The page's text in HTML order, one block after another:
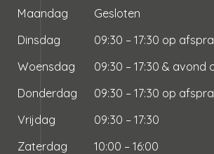
Maandag
Gesloten
Dinsdag
09:30 – 17:30 op
Woensdag
09:30 – 17:30 &
Donderdag
09:30 – 17:30 op
Vrijdag
09:30 – 17:30
Zaterdag
10:00 – 16:00